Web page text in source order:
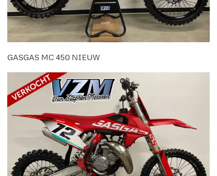
GASGAS MC 450 NIEUW